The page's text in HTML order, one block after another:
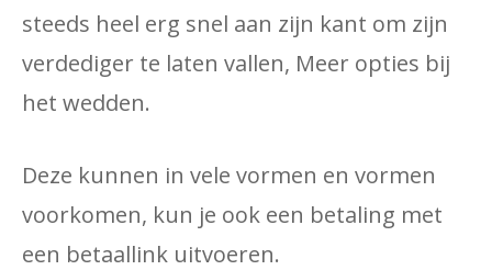
steeds heel erg snel aan zijn kant om zijn
verdediger te laten vallen, Meer opties bij
het wedden.
Deze kunnen in vele vormen en vormen
voorkomen, kun je ook een betaling met
een betaallink uitvoeren.